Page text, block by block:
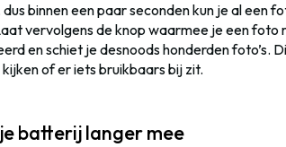
binnen een paar seconden kun je al een
vervolgens de knop waarmee je een
en schiet je desnoods honderden foto’s.
of er iets bruikbaars bij zit.
batterij langer mee